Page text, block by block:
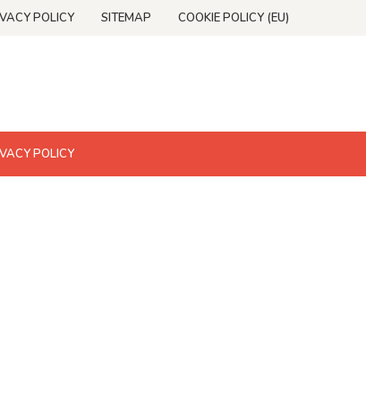
POLICY SITEMAP COOKIE POLICY (EU)
POLICY